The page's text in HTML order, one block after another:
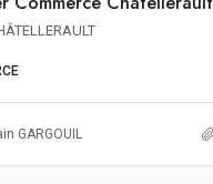
GARGOUIL
an HT HC